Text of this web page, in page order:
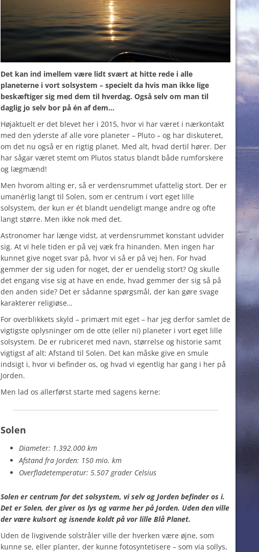
Det kan ind imellem være lidt svært at hitte rede i alle
planeterne i vort solsystem – specielt da hvis man ikke lige
beskæftiger sig med dem til hverdag. Også selv om man til
daglig jo selv bor på én af dem…
Højaktuelt er det blevet her i 2015, hvor vi har været i nærkontakt
med den yderste af alle vore planeter – Pluto – og har diskuteret,
om det nu også er en rigtig planet. Med alt, hvad dertil hører. Der
har sågar været stemt om Plutos status blandt både rumforskere
og lægmænd!
Men hvorom alting er, så er verdensrummet ufattelig stort. Der er
umanérlig langt til Solen, som er centrum i vort eget lille
solsystem, der kun er ét blandt uendeligt mange andre og ofte
langt større. Men ikke nok med det.
Astronomer har længe vidst, at verdensrummet konstant udvider
sig. At vi hele tiden er på vej væk fra hinanden. Men ingen har
kunnet give noget svar på, hvor vi så er på vej hen. For hvad
gemmer der sig uden for noget, der er uendelig stort? Og skulle
det engang vise sig at have en ende, hvad gemmer der sig så på
den anden side? Det er sådanne spørgsmål, der kan gøre svage
karakterer religiøse…
For overblikkets skyld – primært mit eget – har jeg derfor samlet de
vigtigste oplysninger om de otte (eller ni) planeter i vort eget lille
solsystem. De er rubriceret med navn, størrelse og historie samt
vigtigst af alt: Afstand til Solen. Det kan måske give en smule
indsigt i, hvor vi befinder os, og hvad vi egentlig har gang i her på
Jorden.
Men lad os allerførst starte med sagens kerne:
Solen
Diameter: 1.392.000 km
Afstand fra Jorden: 150 mio. km
Overfladetemperatur: 5.507 grader Celsius
Solen er centrum for det solsystem, vi selv og Jorden befinder os i.
Det er Solen, der giver os lys og varme her på Jorden. Uden den ville
der være kulsort og isnende koldt på vor lille Blå Planet.
Uden de livgivende solstråler ville der hverken være øjne, som
kunne se, eller planter, der kunne fotosyntetisere – som via sollys,